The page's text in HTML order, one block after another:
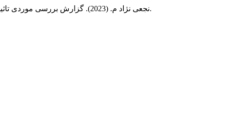
نجعی نژاد م. (2023). گزارش بررسی موردی تاثیر هنر درمانی بر سلامت و بازتوانی اختلال خواندن یک دانش آموز ششم ابتدایی.(2), 1-9.